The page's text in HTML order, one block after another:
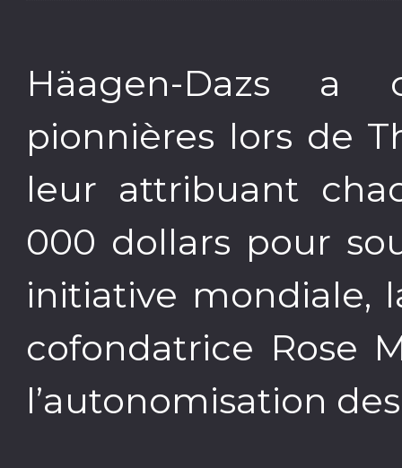
Häagen-Dazs a
pionnières lors de
leur attribuant
000 dollars pour
initiative mondiale,
cofondatrice Rose
l’autonomisation